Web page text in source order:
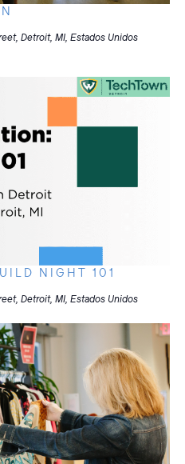
Detroit, MI, Estados Unidos
NIGHT 101
Detroit, MI, Estados Unidos